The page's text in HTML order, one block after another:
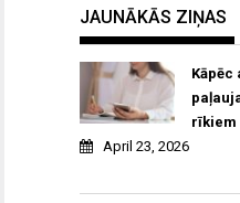
JAUNĀKĀS ZIŅAS
Kāpēc
rīkiem
April 23, 2026